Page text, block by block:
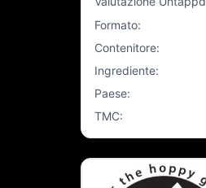
Formato:
Contenitore:
Ingrediente:
Paese:
TMC: